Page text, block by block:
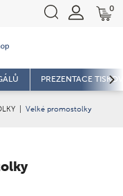
0
PREZENTACE
Velké promostolky